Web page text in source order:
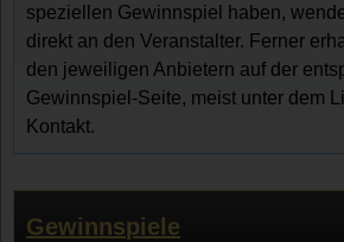
speziellen Gewinnspiel haben,
direkt an den Veranstalter. Ferner
den jeweiligen Anbietern auf der
Gewinnspiel-Seite, meist unter dem
Kontakt.
Gewinnspiele